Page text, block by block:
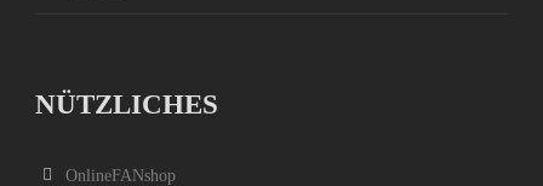
NÜTZLICHES
OnlineFANshop